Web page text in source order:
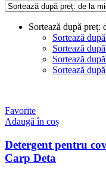
Sortează după preț:
Sortează
Sortează
Sortează
Sortează
Favorite
Adaugă în coș
Detergent pentru
Carp Deta